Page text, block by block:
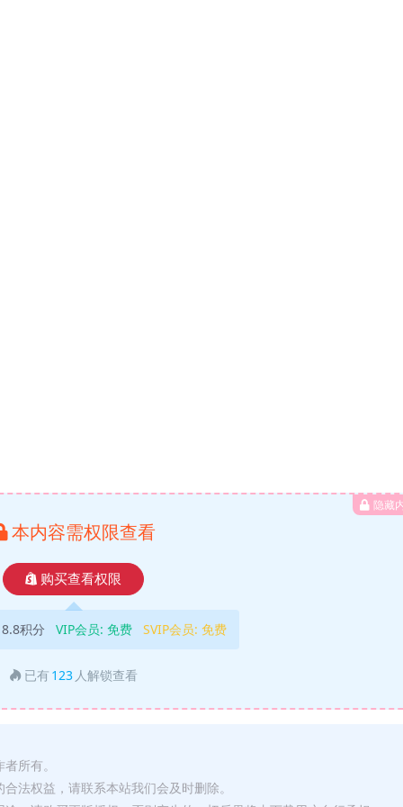
隐藏
本内容需权限查看
购买查看权限
积分 VIP会员: 免费 SVIP会员: 免费
已有 123 人解锁查看
所有。
法权益，请联系本站我们会及时删除。